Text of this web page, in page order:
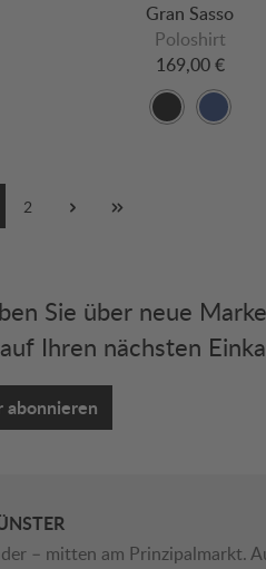
Gran Sasso
Poloshirt
169,00 €
2
Sie über neue
Ihren nächsten
– mitten am